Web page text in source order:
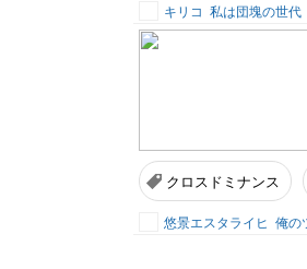
キリコ 私は団塊の世代
クロスドミナンス
悠景エスタライヒ